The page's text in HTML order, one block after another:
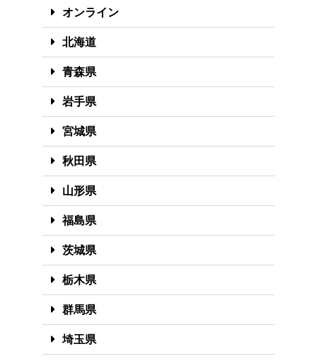
オンライン
北海道
青森県
岩手県
宮城県
秋田県
山形県
福島県
茨城県
栃木県
群馬県
埼玉県